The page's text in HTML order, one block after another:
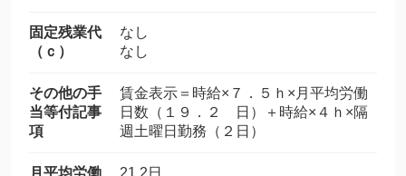
固定残業代
（ｃ）
なし
なし
その他の手
当等付記事
項
賃金表示＝時給×７．５ｈ×月平均労働
日数（１９．２ 日）＋時給×４ｈ×隔
週土曜日勤務（２日）
月平均労働 21.2日